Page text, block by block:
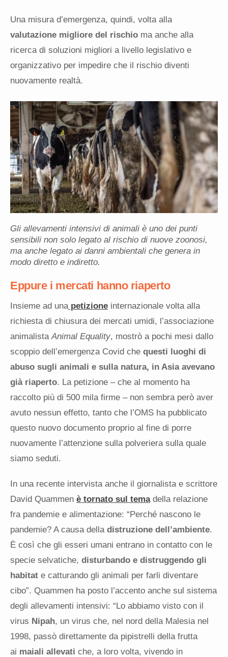
Una misura d’emergenza, quindi, volta alla
valutazione migliore del rischio ma anche alla
ricerca di soluzioni migliori a livello legislativo e
organizzativo per impedire che il rischio diventi
nuovamente realtà.
Gli allevamenti intensivi di animali è uno dei punti
sensibili non solo legato al rischio di nuove zoonosi,
ma anche legato ai danni ambientali che genera in
modo diretto e indiretto.
Eppure i mercati hanno riaperto
Insieme ad una petizione internazionale volta alla
richiesta di chiusura dei mercati umidi, l’associazione
animalista Animal Equality, mostrò a pochi mesi dallo
scoppio dell’emergenza Covid che questi luoghi di
abuso sugli animali e sulla natura, in Asia avevano
già riaperto. La petizione – che al momento ha
raccolto più di 500 mila firme – non sembra però aver
avuto nessun effetto, tanto che l’OMS ha pubblicato
questo nuovo documento proprio al fine di porre
nuovamente l’attenzione sulla polveriera sulla quale
siamo seduti.
In una recente intervista anche il giornalista e scrittore
David Quammen è tornato sul temadella relazione
fra pandemie e alimentazione: “Perché nascono le
pandemie? A causa della distruzione dell’ambiente.
È così che gli esseri umani entrano in contatto con le
specie selvatiche, disturbando e distruggendo gli
habitat e catturando gli animali per farli diventare
cibo”. Quammen ha posto l’accento anche sul sistema
degli allevamenti intensivi: “Lo abbiamo visto con il
virus Nipah, un virus che, nel nord della Malesia nel
1998, passò direttamente da pipistrelli della frutta
ai maiali allevati che, a loro volta, vivendo in